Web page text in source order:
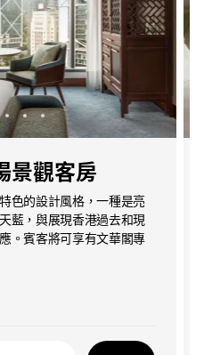
景觀客房
色的設計風格，一種是亮
藍，與展現香港過去和現
。賓客將可享有文華閣專